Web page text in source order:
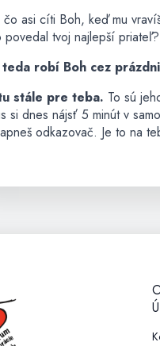
asi cíti Boh, keď mu
povedal tvoj najlepší priateľ?
robí Boh cez
stále pre teba. To sú
si dnes nájsť 5 minút v
odkazovač. Je to na